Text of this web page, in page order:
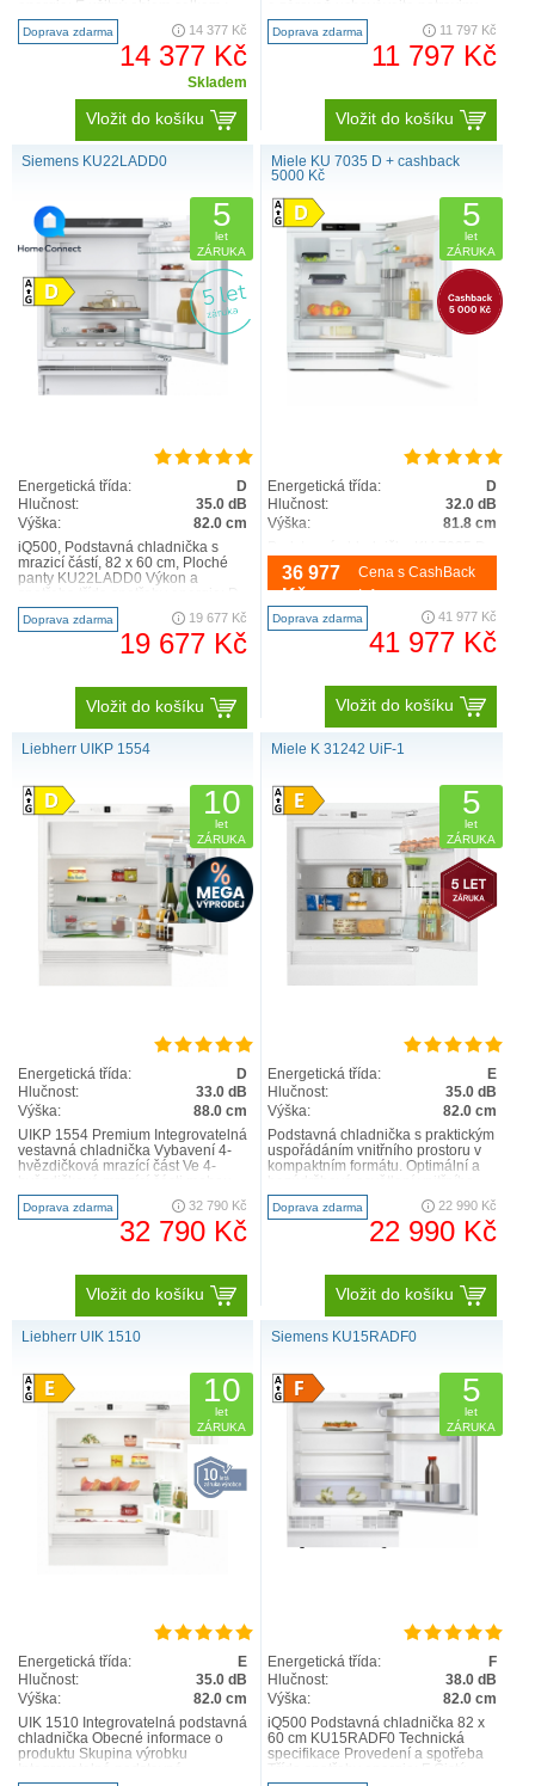
134 l spotř..
Doprava zdarma 14 377 Kč
14 377 Kč
Skladem
Vložit do košíku
čerstvé s chladnič..
Doprava zdarma 11 797 Kč
11 797 Kč
Vložit do košíku
Siemens KU22LADD0
5
let
ZÁRUKA
Energetická třída:
D
Hlučnost:
35.0 dB
Výška:
82.0 cm
iQ500, Podstavná chladnička s
mrazicí částí, 82 x 60 cm, Ploché
panty KU22LADD0 Výkon a
užitný objem celkem..
Doprava zdarma 19 677 Kč
19 677 Kč
Vložit do košíku
Miele KU 7035 D + cashback
5000 Kč
5
let
ZÁRUKA
Energetická třída:
D
Hlučnost:
32.0 dB
Výška:
81.8 cm
DailyFresh, LED osvětlením a
DynaCool v kompaktním designu.
prostorná zásuvka s nastavitelnou
vlhkostí –DailyF..
36 977
Kč
Cena s CashBack
Info
Doprava zdarma 41 977 Kč
41 977 Kč
Vložit do košíku
Liebherr UIKP 1554
10
let
ZÁRUKA
Energetická třída:
D
Hlučnost:
33.0 dB
Výška:
88.0 cm
UIKP 1554 Premium Integrovatelná
vestavná chladnička Vybavení 4-
hvězdičková mrazící část Ve 4-
být zmrazeny a d..
Doprava zdarma 32 790 Kč
32 790 Kč
Vložit do košíku
Miele K 31242 UiF-1
5
let
ZÁRUKA
Energetická třída:
E
Hlučnost:
35.0 dB
Výška:
82.0 cm
Podstavná chladnička s praktickým
uspořádáním vnitřního prostoru v
kompaktním formátu. Optimální a
prostoru pomocí ..
Doprava zdarma 22 990 Kč
22 990 Kč
Vložit do košíku
Liebherr UIK 1510
10
let
ZÁRUKA
Energetická třída:
E
Hlučnost:
35.0 dB
Výška:
82.0 cm
UIK 1510 Integrovatelná podstavná
chladnička Obecné informace o
produktu Skupina výrobku
Siemens KU15RADF0
5
let
ZÁRUKA
Energetická třída:
F
Hlučnost:
38.0 dB
Výška:
82.0 cm
iQ500 Podstavná chladnička 82 x
60 cm KU15RADF0 Technická
specifikace Provedení a spotřeba